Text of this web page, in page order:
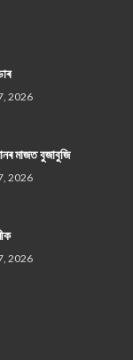
2026
মাজত বুজাবুজি
2026
2026